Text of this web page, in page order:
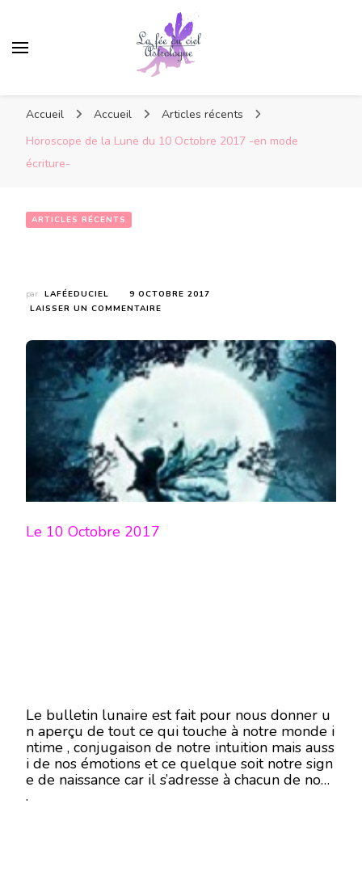
Accueil Accueil
Articles récents
Horoscope de la Lune du 10 Octobre 2017 -en mode
écriture-
ARTICLES RÉCENTS
par LAFÉEDUCIEL
9 OCTOBRE 2017
LAISSER UN COMMENTAIRE
LA
LUNE
2017
-
EN
MODE
ÉCRITURE-
Le 10 Octobre 2017
Le bulletin lunaire est fait pour nous donner u
n aperçu de tout ce qui touche à notre monde i
ntime , conjugaison de notre intuition mais auss
i de nos émotions et ce quelque soit notre sign
e de naissance car il s’adresse à chacun de nous
.